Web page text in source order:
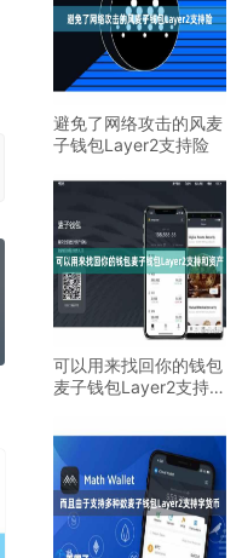
避免了网络攻击的风麦
子钱包Layer2支持险
可以用来找回你的钱包
麦子钱包Layer2支持和